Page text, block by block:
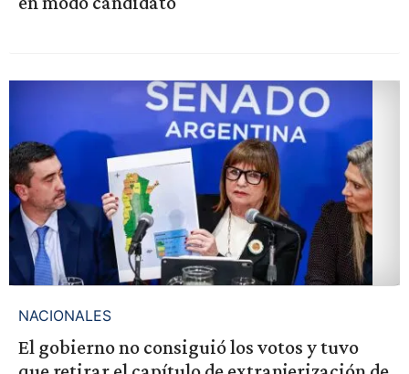
NACIONALES
El gobierno no consiguió los votos y tuvo